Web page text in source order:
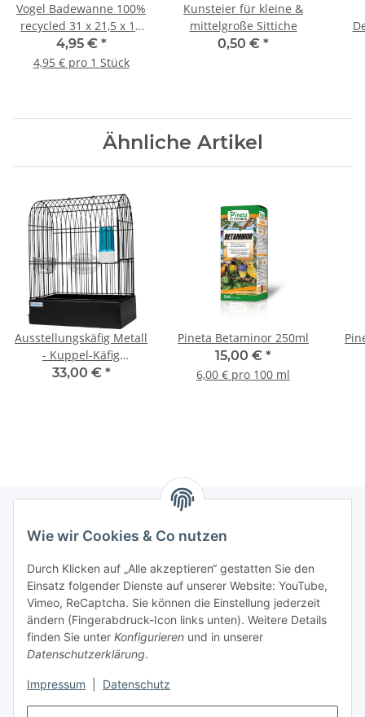
Wie wir Cookies & Co nutzen
Durch Klicken auf „Alle akzeptieren“ gestatten Sie den
Einsatz folgender Dienste auf unserer Website: YouTube,
Vimeo, ReCaptcha. Sie können die Einstellung jederzeit
ändern (Fingerabdruck-Icon links unten). Weitere Details
finden Sie unter Konfigurieren und in unserer
Datenschutzerklärung.
Impressum Datenschutz
Vogel Badewanne 100%
recycled 31 x 21,5 x 10
cm
4,95 € *
4,95 € pro 1 Stück
Kunsteier für kleine &
mittelgroße Sittiche
0,50 € *
Ähnliche Artikel
Ausstellungskäfig Metall
- Kuppel-Käfig
(italienisch)
33,00 € *
Pineta Betaminor 250ml
15,00 € *
6,00 € pro 100 ml
Informationen
Gesetzliche Informationen
Mein Konto